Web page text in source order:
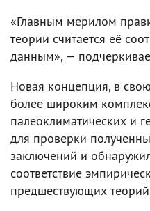
«Главным мерилом
теории считается её
данным», —
Новая концепция, в
более широким
палеоклиматических и
для проверки
заключений и
соответствие
предшествующих